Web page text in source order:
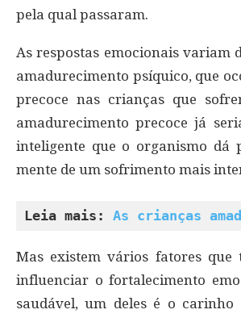
pela qual passaram.
As respostas emocionais variam
amadurecimento psíquico, que
precoce nas crianças que
amadurecimento precoce já
inteligente que o organismo dá
mente de um sofrimento mais
Leia mais: As crianças
Mas existem vários fatores que
influenciar o fortalecimento
saudável, um deles é o carinho